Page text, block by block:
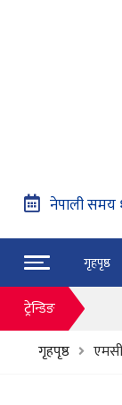
गृहपृष्ठ
ट्रेन्डिङ
गृहपृष्ठ